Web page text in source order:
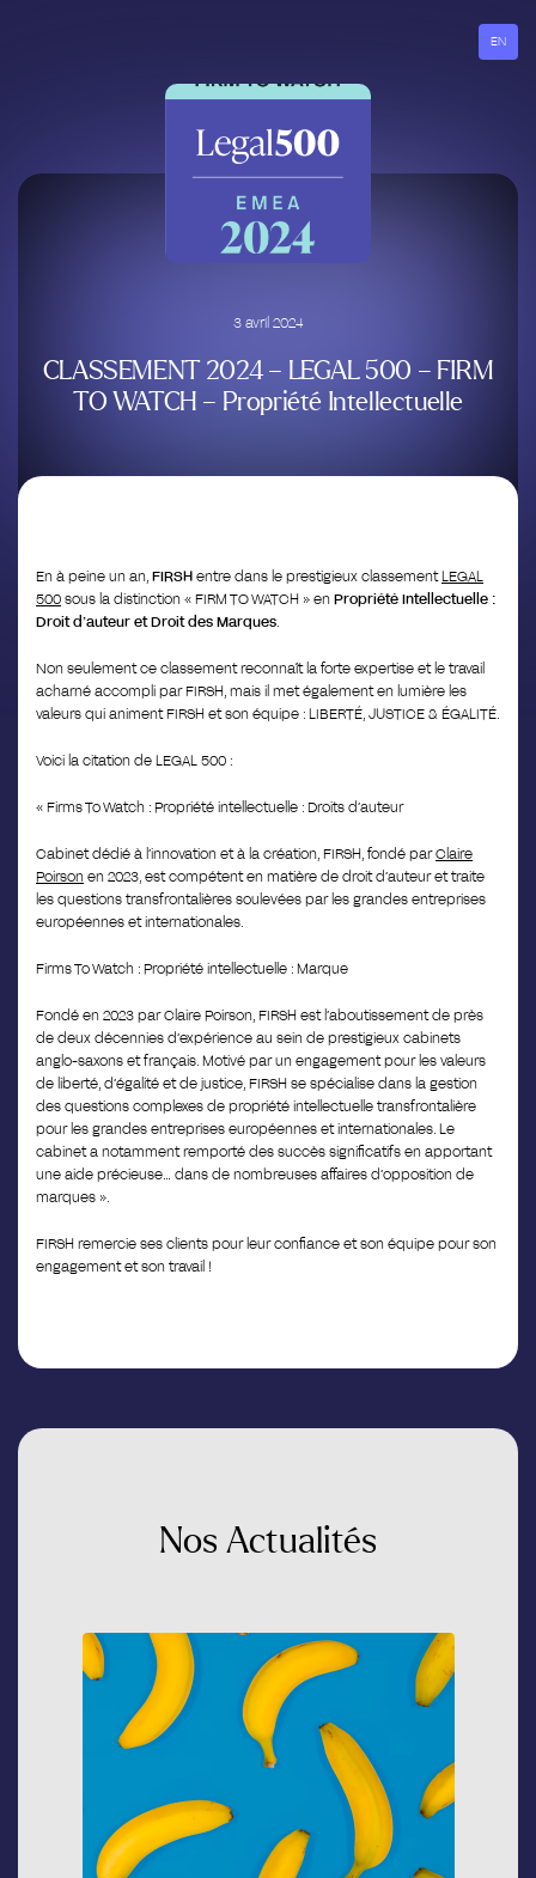
EN
3 avril 2024
CLASSEMENT 2024 – LEGAL 500 – FIRM
TO WATCH – Propriété Intellectuelle
En à peine un an, FIRSH entre dans le prestigieux classement LEGAL
500 sous la distinction « FIRM TO WATCH » en Propriété Intellectuelle :
Droit d’auteur et Droit des Marques
Non seulement ce classement reconnaît la forte expertise et le travail
acharné accompli par FIRSH, mais il met également en lumière les
valeurs qui animent FIRSH et son équipe : LIBERTÉ, JUSTICE & ÉGALITÉ.
Voici la citation de LEGAL 500 :
« Firms To Watch : Propriété intellectuelle : Droits d’auteur
Cabinet dédié à l’innovation et à la création, FIRSH, fondé parClaire
Poirson en 2023, est compétent en matière de droit d’auteur et traite
les questions transfrontalières soulevées par les grandes entreprises
européennes et internationales.
Firms To Watch : Propriété intellectuelle : Marque
Fondé en 2023 par Claire Poirson, FIRSH est l’aboutissement de près
de deux décennies d’expérience au sein de prestigieux cabinets
anglo-saxons et français. Motivé par un engagement pour les valeurs
de liberté, d’égalité et de justice, FIRSH se spécialise dans la gestion
des questions complexes de propriété intellectuelle transfrontalière
pour les grandes entreprises européennes et internationales. Le
cabinet a notamment remporté des succès significatifs en apportant
une aide précieuse… dans de nombreuses affaires d’opposition de
marques ».
FIRSH remercie ses clients pour leur confiance et son équipe pour son
engagement et son travail !
Nos Actualités